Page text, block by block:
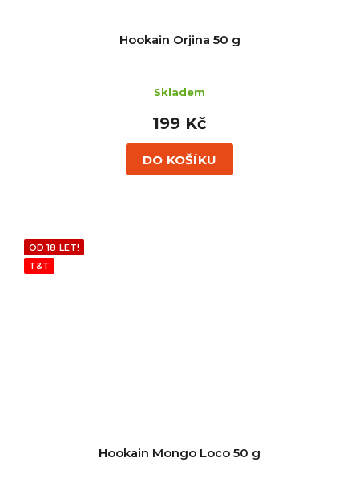
Hookain Orjina 50 g
Skladem
199 Kč
DO KOŠÍKU
OD 18 LET!
T&T
Hookain Mongo Loco 50 g